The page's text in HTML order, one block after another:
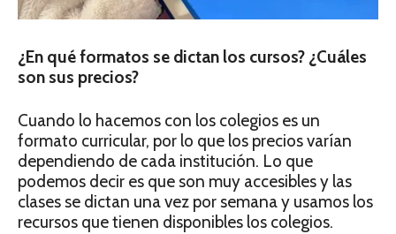
¿En qué formatos se dictan los cursos? ¿Cuáles
son sus precios?
Cuando lo hacemos con los colegios es un
formato curricular, por lo que los precios varían
dependiendo de cada institución. Lo que
podemos decir es que son muy accesibles y las
clases se dictan una vez por semana y usamos los
recursos que tienen disponibles los colegios.